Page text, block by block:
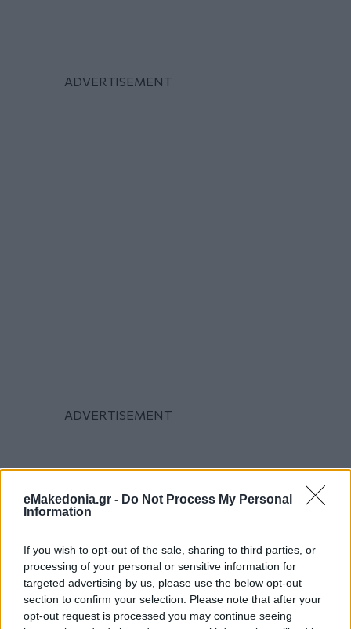
eMakedonia.gr - Do Not Process My Personal
Information
If you wish to opt-out of the sale, sharing to third parties, or
processing of your personal or sensitive information for
targeted advertising by us, please use the below opt-out
section to confirm your selection. Please note that after your
opt-out request is processed you may continue seeing